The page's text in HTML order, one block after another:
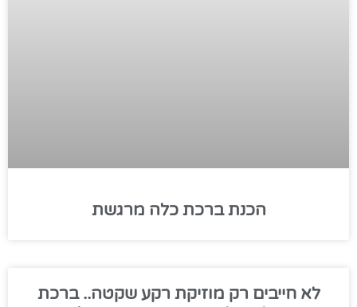
הכנת ברכת כלה מרגשת
לא חייבים רק מוזיקת רקע שקטה.. ברכת